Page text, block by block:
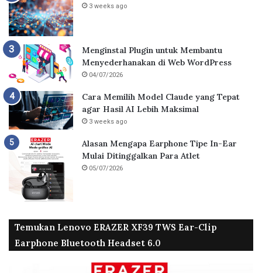
3 weeks ago
Menginstal Plugin untuk Membantu
Menyederhanakan di Web WordPress
04/07/2026
Cara Memilih Model Claude yang Tepat
agar Hasil AI Lebih Maksimal
3 weeks ago
Alasan Mengapa Earphone Tipe In-Ear
Mulai Ditinggalkan Para Atlet
05/07/2026
Temukan Lenovo ERAZER XF39 TWS Ear-Clip
Earphone Bluetooth Headset 6.0